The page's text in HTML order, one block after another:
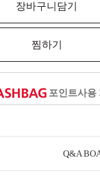
장바구니담기
찜하기
포인트사용
Q&A